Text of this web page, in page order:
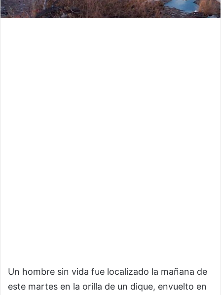
Un hombre sin vida fue localizado la mañana de
este martes en la orilla de un dique, envuelto en